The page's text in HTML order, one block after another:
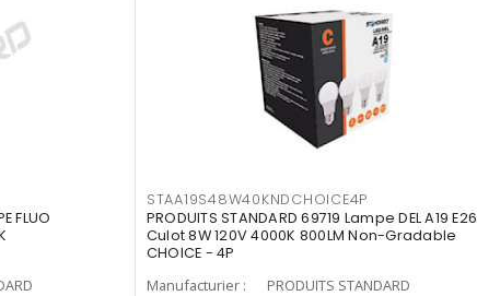
FLUO
STAA19S48W40KNDCHOICE4P
PRODUITS STANDARD 69719 Lampe DEL A19 E26
Culot 8W 120V 4000K 800LM Non-Gradable
CHOICE - 4P
Manufacturier :
PRODUITS STANDARD